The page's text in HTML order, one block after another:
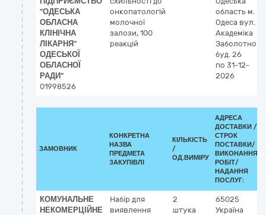
"ОДЕСЬКА
ОБЛАСНА
КЛІНІЧНА
ЛІКАРНЯ"
ОДЕСЬКОЇ
ОБЛАСНОЇ
РАДИ"
01998526
онкопатологій
молочної
залози, 100
реакцій
область м.
Одеса вул.
Академіка
Заболотного,
буд. 26
по 31-12-
2026
ЗАМОВНИК
КОНКРЕТНА
НАЗВА
ПРЕДМЕТА
ЗАКУПІВЛІ
КІЛЬКІСТЬ
/
ОД.ВИМІРУ
АДРЕСА
ДОСТАВКИ /
СТРОК
ПОСТАВКИ/
ВИКОНАННЯ
РОБІТ/
НАДАННЯ
ПОСЛУГ:
КОМУНАЛЬНЕ
НЕКОМЕРЦІЙНЕ
Набір для
виявлення
2
штука
65025
Україна